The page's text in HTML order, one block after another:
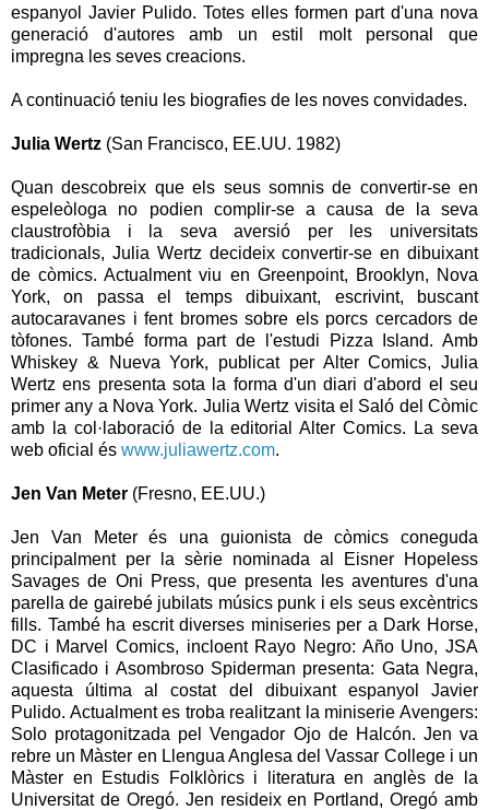
espanyol Javier Pulido. Totes elles formen part d'una nova
generació d'autores amb un estil molt personal que
impregna les seves creacions.
A continuació teniu les biografies de les noves convidades.
Julia Wertz (San Francisco, EE.UU. 1982)
Quan descobreix que els seus somnis de convertir-se en
espeleòloga no podien complir-se a causa de la seva
claustrofòbia i la seva aversió per les universitats
tradicionals, Julia Wertz decideix convertir-se en dibuixant
de còmics. Actualment viu en Greenpoint, Brooklyn, Nova
York, on passa el temps dibuixant, escrivint, buscant
autocaravanes i fent bromes sobre els porcs cercadors de
tòfones. També forma part de l'estudi Pizza Island. Amb
Whiskey & Nueva York, publicat per Alter Comics, Julia
Wertz ens presenta sota la forma d'un diari d'abord el seu
primer any a Nova York. Julia Wertz visita el Saló del Còmic
amb la col·laboració de la editorial Alter Comics. La seva
web oficial és www.juliawertz.com.
Jen Van Meter (Fresno, EE.UU.)
Jen Van Meter és una guionista de còmics coneguda
principalment per la sèrie nominada al Eisner Hopeless
Savages de Oni Press, que presenta les aventures d'una
parella de gairebé jubilats músics punk i els seus excèntrics
fills. També ha escrit diverses miniseries per a Dark Horse,
DC i Marvel Comics, incloent Rayo Negro: Año Uno, JSA
Clasificado i Asombroso Spiderman presenta: Gata Negra,
aquesta última al costat del dibuixant espanyol Javier
Pulido. Actualment es troba realitzant la miniserie Avengers:
Solo protagonitzada pel Vengador Ojo de Halcón. Jen va
rebre un Màster en Llengua Anglesa del Vassar College i un
Màster en Estudis Folklòrics i literatura en anglès de la
Universitat de Oregó. Jen resideix en Portland, Oregó amb